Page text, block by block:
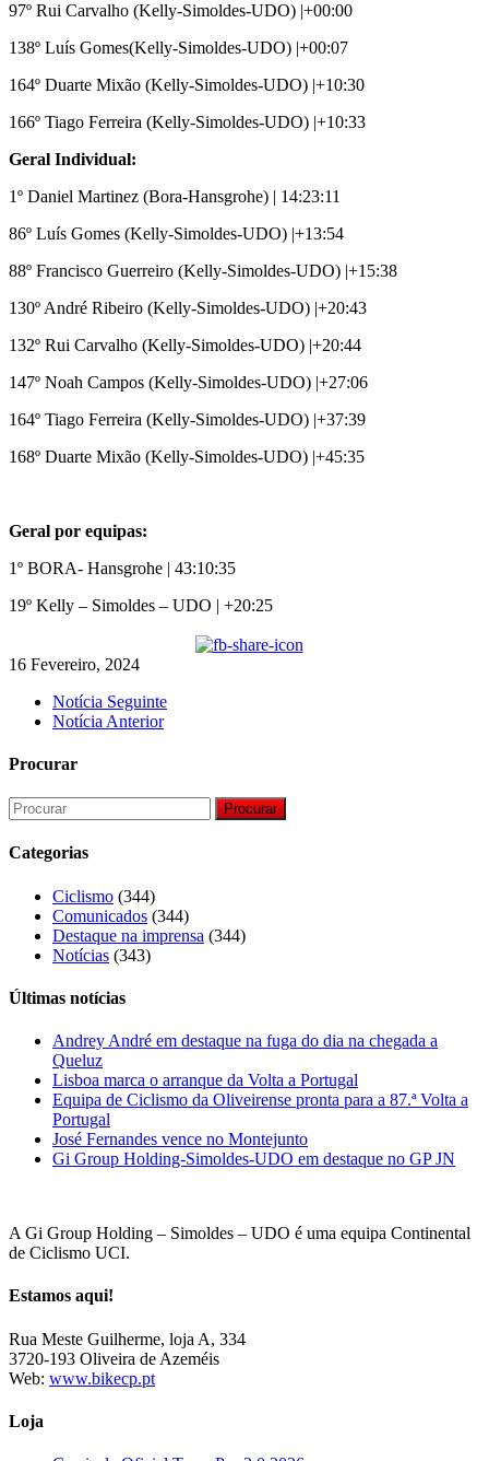
97º Rui Carvalho (Kelly-Simoldes-UDO) |+00:00
138º Luís Gomes(Kelly-Simoldes-UDO) |+00:07
164º Duarte Mixão (Kelly-Simoldes-UDO) |+10:30
166º Tiago Ferreira (Kelly-Simoldes-UDO) |+10:33
Geral Individual:
1º Daniel Martinez (Bora-Hansgrohe) | 14:23:11
86º Luís Gomes (Kelly-Simoldes-UDO) |+13:54
88º Francisco Guerreiro (Kelly-Simoldes-UDO) |+15:38
130º André Ribeiro (Kelly-Simoldes-UDO) |+20:43
132º Rui Carvalho (Kelly-Simoldes-UDO) |+20:44
147º Noah Campos (Kelly-Simoldes-UDO) |+27:06
164º Tiago Ferreira (Kelly-Simoldes-UDO) |+37:39
168º Duarte Mixão (Kelly-Simoldes-UDO) |+45:35
Geral por equipas:
1º BORA- Hansgrohe | 43:10:35
19º Kelly – Simoldes – UDO | +20:25
16 Fevereiro, 2024
Notícia Seguinte
Notícia Anterior
Procurar
Procurar
Categorias
Ciclismo (344)
Comunicados (344)
Destaque na imprensa (344)
Notícias (343)
Últimas notícias
Andrey André em destaque na fuga do dia na chegada a
Queluz
Lisboa marca o arranque da Volta a Portugal
Equipa de Ciclismo da Oliveirense pronta para a 87.ª Volta a
Portugal
José Fernandes vence no Montejunto
Gi Group Holding-Simoldes-UDO em destaque no GP JN
A Gi Group Holding – Simoldes – UDO é uma equipa Continental
de Ciclismo UCI.
Estamos aqui!
Rua Meste Guilherme, loja A, 334
3720-193 Oliveira de Azeméis
Web: www.bikecp.pt
Loja